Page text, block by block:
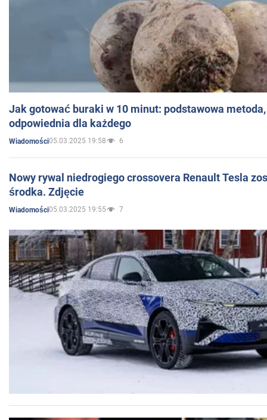
Jak gotować buraki w 10 minut: podstawowa
odpowiednia dla każdego
Wiadomości05.03.2025 19:58 6
Nowy rywal niedrogiego crossovera Renault Tesla
środka. Zdjęcie
Wiadomości05.03.2025 19:55 7